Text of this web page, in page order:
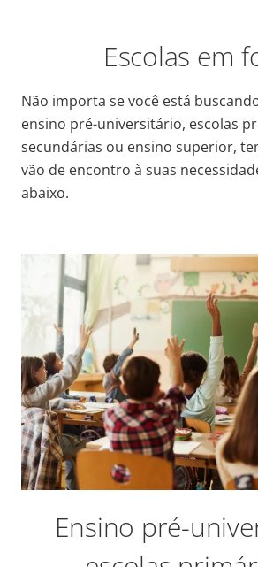
Escolas em
Não importa se você está
ensino pré-universitário, escolas
secundárias ou ensino superior,
vão de encontro à suas
abaixo.
Ensino pré-